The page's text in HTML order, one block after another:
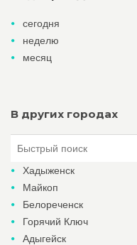
сегодня
неделю
месяц
В других городах
Хадыженск
Майкоп
Белореченск
Горячий Ключ
Адыгейск